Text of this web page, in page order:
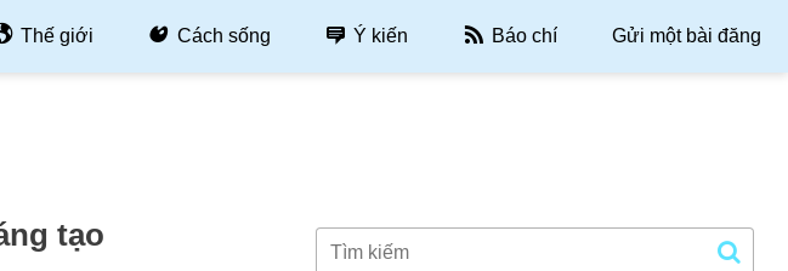
Thế giới Cách sống Ý kiến Báo chí Gửi một bài đăng
tạo